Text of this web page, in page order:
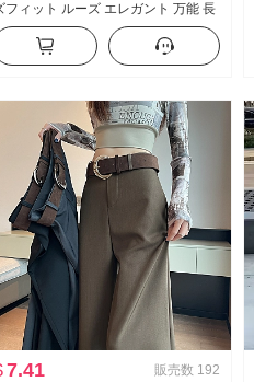
フィット ルーズ エレガント 万能 長
レース ニット ブラウス キャミソー
7.41 販売数 192